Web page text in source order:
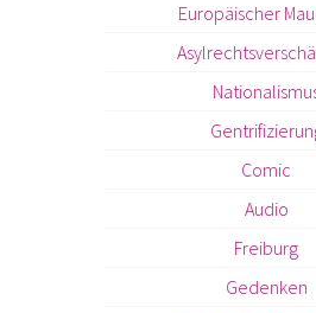
Europäischer
Comic
Audio
Freiburg
Gedenken